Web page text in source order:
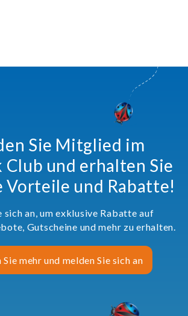
Sie Mitglied im
Club und erhalten Sie
Vorteile und Rabatte!
sich an, um exklusive Rabatte auf
Gutscheine und mehr zu erhalten.
Sie mehr und melden Sie sich an